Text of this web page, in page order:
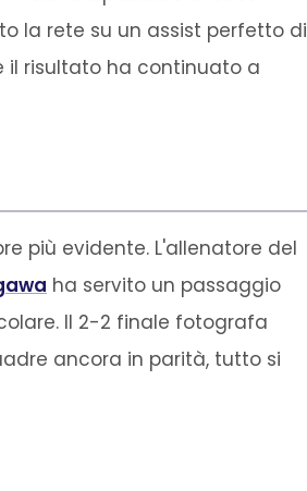
la rete su un assist perfetto di
il risultato ha continuato a
più evidente. L'allenatore del
ha servito un passaggio
Il 2-2 finale fotografa
ancora in parità, tutto si